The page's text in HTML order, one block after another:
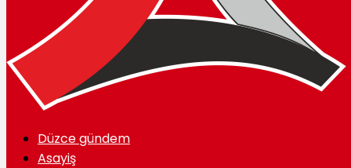
Düzce gündem
Asayiş